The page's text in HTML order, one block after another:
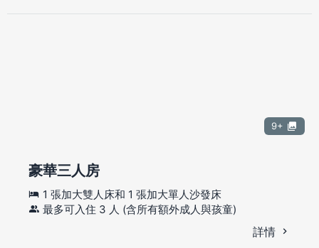
9+
豪華三人房
1 張加大雙人床和 1 張加大單人沙發床
最多可入住 3 人 (含所有額外成人與孩童)
詳情